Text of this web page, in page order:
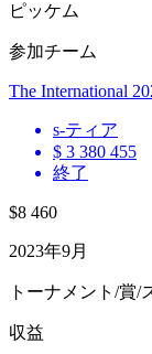
ピッケム
参加チーム
The International
s-ティア
$ 3 380 455
終了
$8 460
2023年9月
トーナメント/賞/
収益